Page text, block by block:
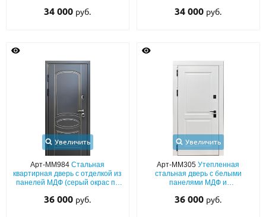
34 000 руб. 34 000 руб.
Увеличить
Арт-ММ984Стальная
квартирная дверь с отделкой из
панелей МДФ (серый окрас по
«классика»
36 000 руб.
Увеличить
Арт-ММ305Утепленная
стальная дверь с белыми
панелями МДФ и
36 000 руб.